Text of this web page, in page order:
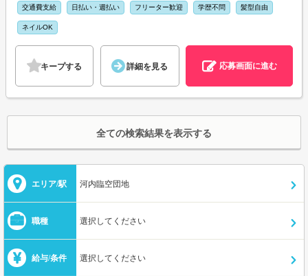
交通費支給 日払い・週払い フリーター歓迎 学歴不問 髪型自由
ネイルOK
キープする 詳細を見る 応募画面に進む
全ての検索結果を表示する
エリア/駅 河内臨空団地
職種 選択してください
給与/条件 選択してください